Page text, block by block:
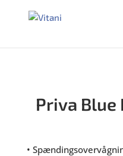
Priva Blue
•